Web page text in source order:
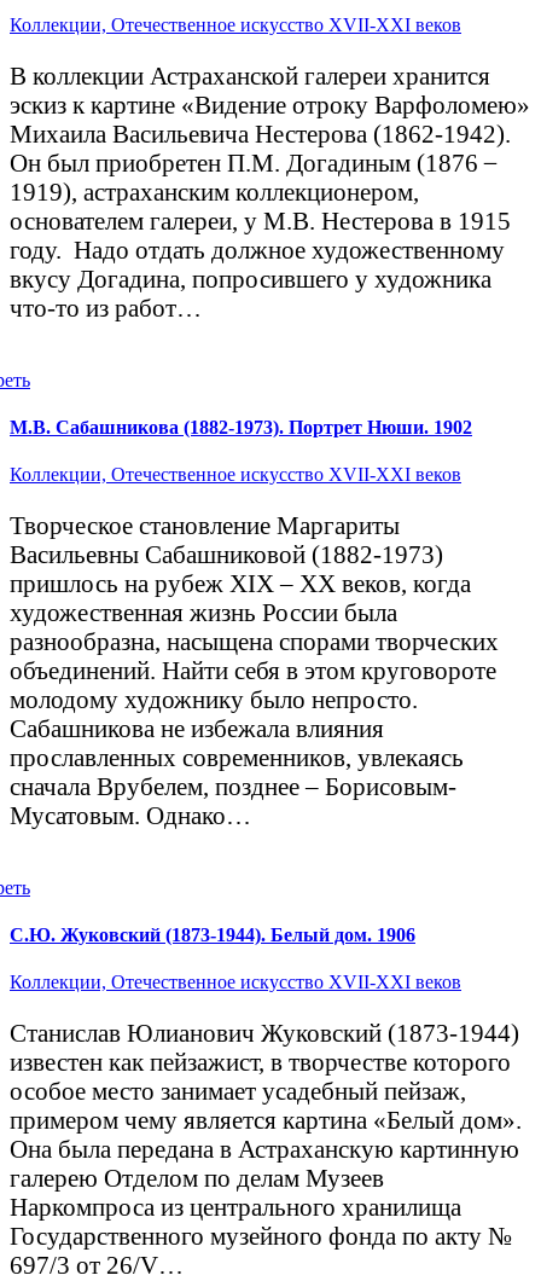
Коллекции, Отечественное искусство XVII-XXI веков
В коллекции Астраханской галереи хранится
эскиз к картине «Видение отроку Варфоломею»
Михаила Васильевича Нестерова (1862-1942).
Он был приобретен П.М. Догадиным (1876 ̶
1919), астраханским коллекционером,
основателем галереи, у М.В. Нестерова в 1915
году. Надо отдать должное художественному
вкусу Догадина, попросившего у художника
что-то из работ…
М.В. Сабашникова (1882-1973). Портрет Нюши. 1902
Коллекции, Отечественное искусство XVII-XXI веков
Творческое становление Маргариты
Васильевны Сабашниковой (1882-1973)
пришлось на рубеж XIX – XX веков, когда
художественная жизнь России была
разнообразна, насыщена спорами творческих
объединений. Найти себя в этом круговороте
молодому художнику было непросто.
Сабашникова не избежала влияния
прославленных современников, увлекаясь
сначала Врубелем, позднее – Борисовым-
Мусатовым. Однако…
С.Ю. Жуковский (1873-1944). Белый дом. 1906
Коллекции, Отечественное искусство XVII-XXI веков
Станислав Юлианович Жуковский (1873-1944)
известен как пейзажист, в творчестве которого
особое место занимает усадебный пейзаж,
примером чему является картина «Белый дом».
Она была передана в Астраханскую картинную
галерею Отделом по делам Музеев
Наркомпроса из центрального хранилища
Государственного музейного фонда по акту №
697/3 от 26/V…